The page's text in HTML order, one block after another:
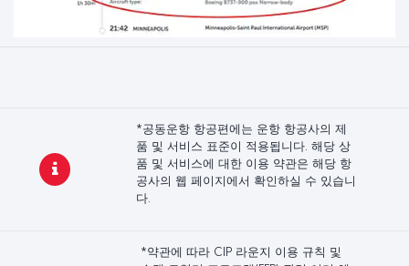
*공동운항 항공편에는 운항 항공사의 제
품 및 서비스 표준이 적용됩니다. 해당 상
품 및 서비스에 대한 이용 약관은 해당 항
공사의 웹 페이지에서 확인하실 수 있습니
다.
*약관에 따라 CIP 라운지 이용 규칙 및